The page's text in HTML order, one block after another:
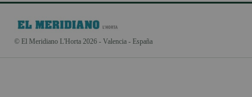
© El Meridiano L'Horta 2026 - Valencia - España